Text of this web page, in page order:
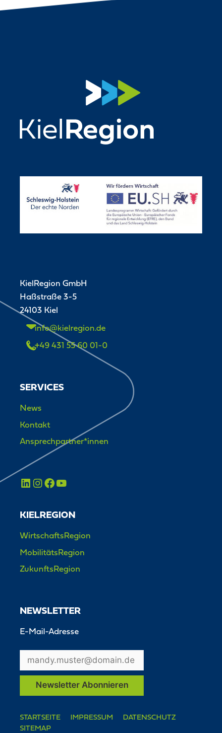
KielRegion GmbH
Haßstraße 3-5
24103 Kiel
info@kielregion.de
+49 431 55 60 01-0
SERVICES
News
Kontakt
Ansprechpartner*innen
KIELREGION
WirtschaftsRegion
MobilitätsRegion
ZukunftsRegion
NEWSLETTER
E-Mail-Adresse
STARTSEITE IMPRESSUM
DATENSCHUTZ
SITEMAP